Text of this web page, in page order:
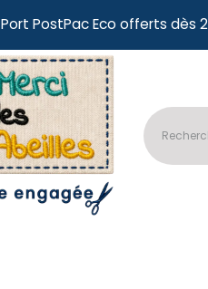
Port PostPac